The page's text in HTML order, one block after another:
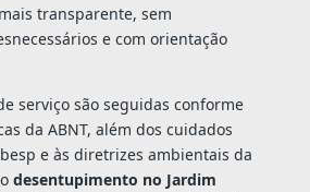
transparente, sem
e com orientação
serviço são seguidas conforme
da ABNT, além dos cuidados
e às diretrizes ambientais da
desentupimento no Jardim